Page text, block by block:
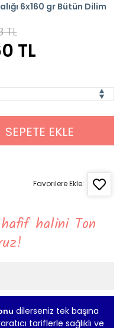
6x160 gr Bütün Dilim
TL
TL
SEPETE EKLE
Favorilere Ekle:
hafif halini Ton
dilerseniz tek başına
tariflerle sağlıklı ve